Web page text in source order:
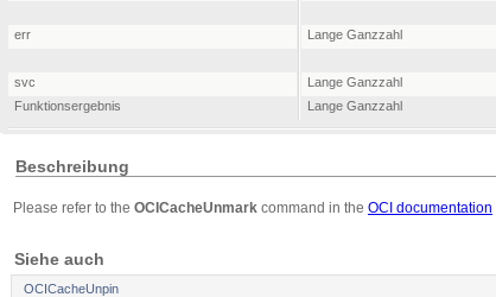
err Lange Ganzzahl
svc Lange Ganzzahl
Funktionsergebnis
Lange Ganzzahl
Beschreibung
Please refer to the OCICacheUnmark command in the OCI documentation
Siehe auch
OCICacheUnpin